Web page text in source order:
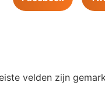
velden zijn